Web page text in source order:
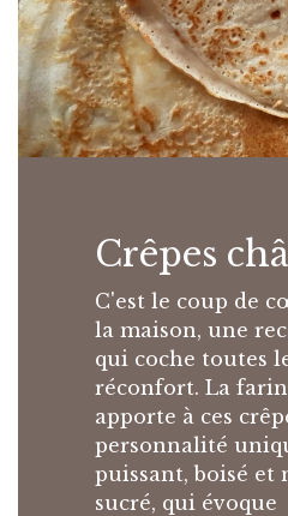
Crêpes
C'est le coup de
la maison, une
qui coche toutes
réconfort. La
apporte à ces
personnalité
puissant, boisé
sucré, qui évoque